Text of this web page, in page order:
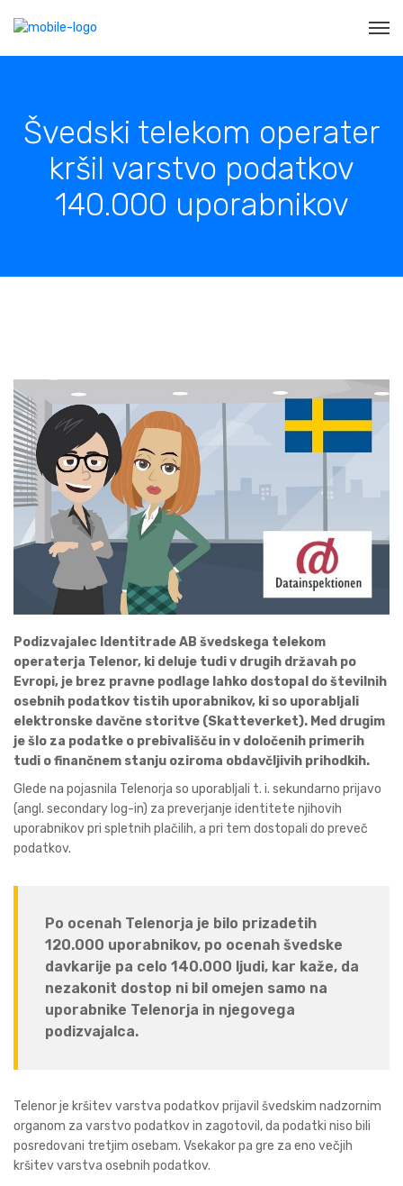
Švedski telekom operater
kršil varstvo podatkov
140.000 uporabnikov
Podizvajalec Identitrade AB švedskega telekom
operaterja Telenor, ki deluje tudi v drugih državah po
Evropi, je brez pravne podlage lahko dostopal do številnih
osebnih podatkov tistih uporabnikov, ki so uporabljali
elektronske davčne storitve (Skatteverket). Med drugim
je šlo za podatke o prebivališču in v določenih primerih
tudi o finančnem stanju oziroma obdavčljivih prihodkih.
Glede na pojasnila Telenorja so uporabljali t. i. sekundarno prijavo
(angl. secondary log-in) za preverjanje identitete njihovih
uporabnikov pri spletnih plačilih, a pri tem dostopali do preveč
podatkov.
Po ocenah Telenorja je bilo prizadetih
120.000 uporabnikov, po ocenah švedske
davkarije pa celo 140.000 ljudi, kar kaže, da
nezakonit dostop ni bil omejen samo na
uporabnike Telenorja in njegovega
podizvajalca.
Telenor je kršitev varstva podatkov prijavil švedskim nadzornim
organom za varstvo podatkov in zagotovil, da podatki niso bili
posredovani tretjim osebam. Vsekakor pa gre za eno večjih
kršitev varstva osebnih podatkov.